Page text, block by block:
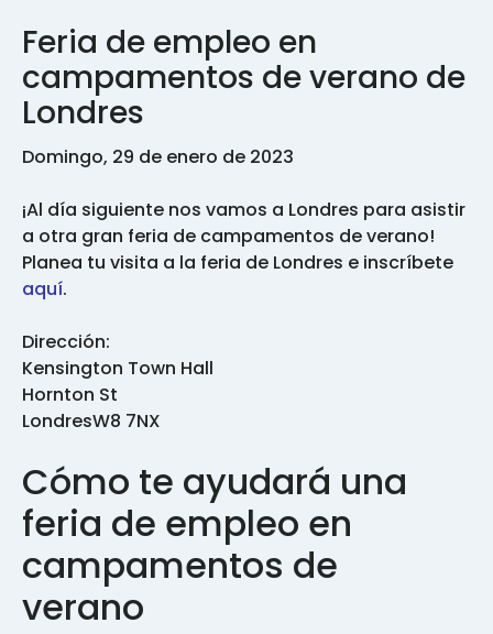
Feria de empleo en
campamentos de verano de
Londres
Domingo, 29 de enero de 2023
¡Al día siguiente nos vamos a Londres para asistir
a otra gran feria de campamentos de verano!
Planea tu visita a la feria de Londres e inscríbete
aquí.
Dirección:
Kensington Town Hall
Hornton St
LondresW8 7NX
Cómo te ayudará una
feria de empleo en
campamentos de
verano